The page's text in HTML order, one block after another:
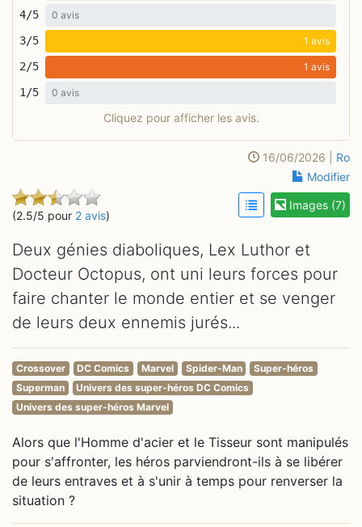
4/5 0 avis
3/5 1 avis
2/5 1 avis
1/5 0 avis
Cliquez pour afficher les avis.
16/06/2026 | Ro
Modifier
(2.5/5 pour 2 avis)
Images (7)
Deux génies diaboliques, Lex Luthor et
Docteur Octopus, ont uni leurs forces pour
faire chanter le monde entier et se venger
de leurs deux ennemis jurés...
Crossover DC Comics Marvel Spider-Man
Super-héros
Superman
Univers des super-héros DC Comics
Univers des super-héros Marvel
Alors que l'Homme d'acier et le Tisseur sont manipulés
pour s'affronter, les héros parviendront-ils à se libérer
de leurs entraves et à s'unir à temps pour renverser la
situation ?